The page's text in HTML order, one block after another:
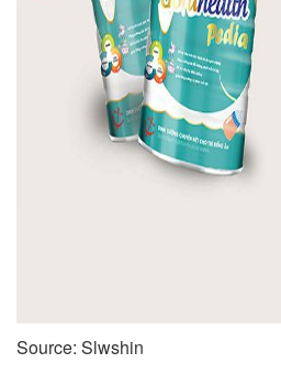
Source: Slwshin